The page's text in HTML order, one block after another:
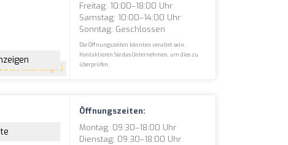
5 (29 Bewertungen)
Freitag: 10:00–18:00 Uhr
Samstag: 10:00–14:00 Uhr
Sonntag: Geschlossen
Die Öffnungszeiten könnten veraltet sein.
Kontaktieren Sie das Unternehmen, um dies zu
überprüfen.
Öffnungszeiten:
Montag: 09:30–18:00 Uhr
Dienstag: 09:30–18:00 Uhr